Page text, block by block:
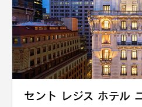
セント レジス ホテル